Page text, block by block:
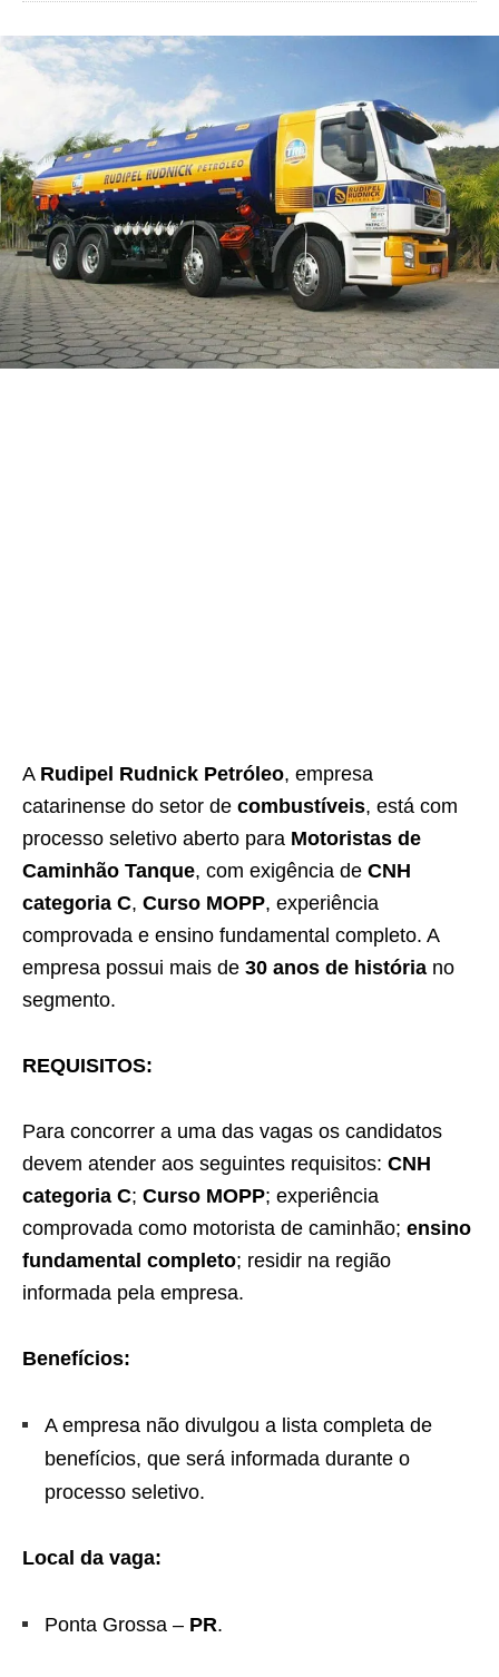
A Rudipel Rudnick Petróleo, empresa
catarinense do setor de combustíveis, está com
processo seletivo aberto para Motoristas de
Caminhão Tanque, com exigência de CNH
categoria C, Curso MOPP, experiência
comprovada e ensino fundamental completo. A
empresa possui mais de 30 anos de história no
segmento.
REQUISITOS:
Para concorrer a uma das vagas os candidatos
devem atender aos seguintes requisitos: CNH
categoria C; Curso MOPP; experiência
comprovada como motorista de caminhão; ensino
fundamental completo; residir na região
informada pela empresa.
Benefícios:
A empresa não divulgou a lista completa de
benefícios, que será informada durante o
processo seletivo.
Local da vaga:
Ponta Grossa – PR.